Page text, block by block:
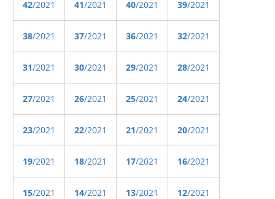
42/2021 41/2021 40/2021 39/2021
38/2021 37/2021 36/2021 32/2021
31/2021 30/2021 29/2021 28/2021
27/2021 26/2021 25/2021 24/2021
23/2021 22/2021 21/2021 20/2021
19/2021 18/2021 17/2021 16/2021
15/2021 14/2021 13/2021 12/2021